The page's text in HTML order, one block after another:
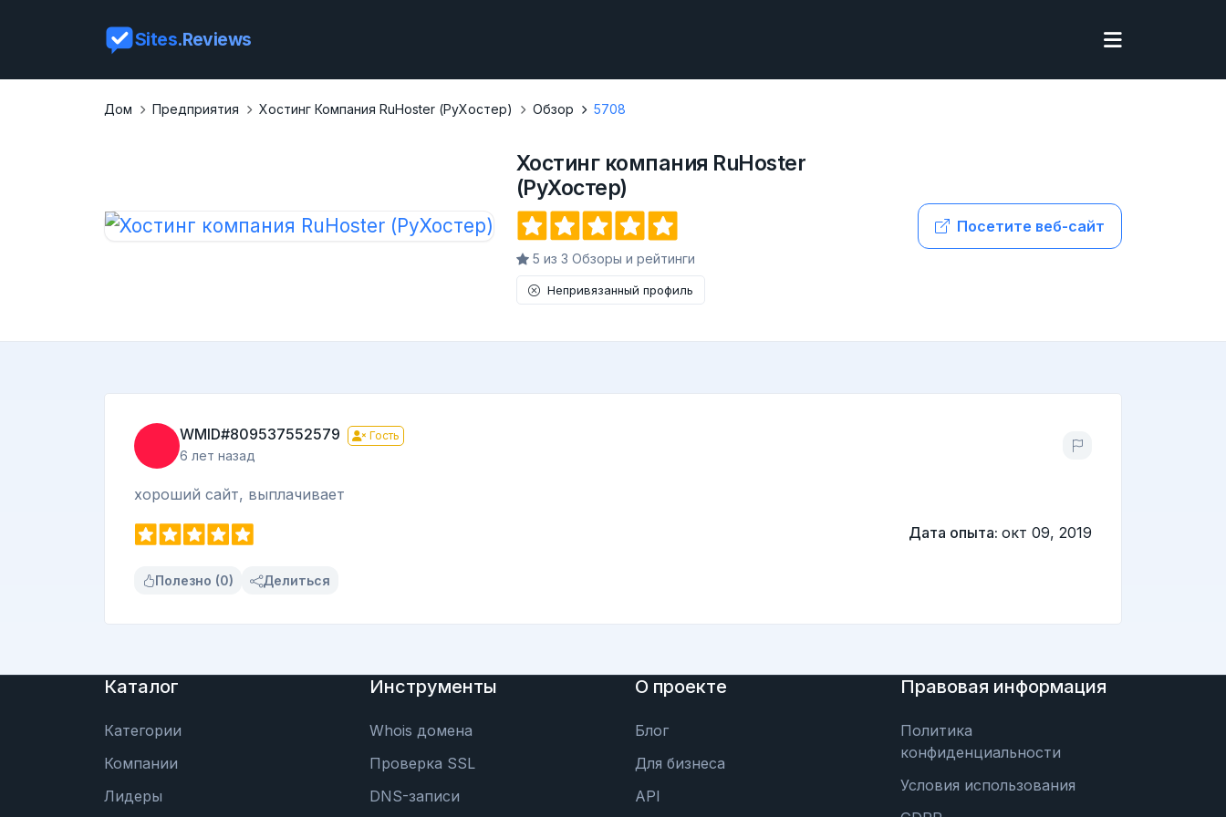
Sites.Reviews
Дом Предприятия Хостинг Компания RuHoster (РуХостер) Обзор 5708
Хостинг компания RuHoster
(РуХостер)
5 из 3 Обзоры и рейтинги
Непривязанный профиль
Посетите веб-сайт
WMID#809537552579 Гость
6 лет назад
хороший сайт, выплачивает
Дата опыта: окт 09, 2019
Полезно (0) Делиться
Каталог
Категории
Компании
Лидеры
Инструменты
Whois домена
Проверка SSL
DNS-записи
О проекте
Блог
Для бизнеса
API
Правовая информация
Политика
конфиденциальности
Условия использования